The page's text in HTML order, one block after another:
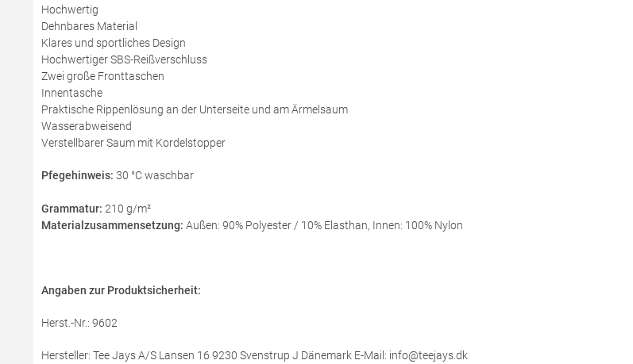
Hochwertig
Dehnbares Material
Klares und sportliches Design
Hochwertiger SBS-Reißverschluss
Zwei große Fronttaschen
Innentasche
Praktische Rippenlösung an der Unterseite und am Ärmelsaum
Wasserabweisend
Verstellbarer Saum mit Kordelstopper
Pfegehinweis: 30 °C waschbar
Grammatur: 210 g/m²
Materialzusammensetzung: Außen: 90% Polyester / 10% Elasthan, Innen: 100% Nylon
Angaben zur Produktsicherheit:
Herst.-Nr.: 9602
Hersteller: Tee Jays A/S Lansen 16 9230 Svenstrup J Dänemark E-Mail: info@teejays.dk